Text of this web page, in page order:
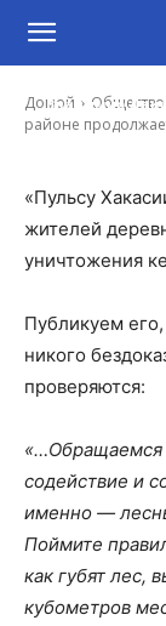
Домой Общество
районе
Варварское
Владимир
«Пульсу
жителей
уничтожения
Публикуем
никого
проверяются:
«…Обращаемся
содействие и
именно —
Поймите
как губят лес,
кубометров